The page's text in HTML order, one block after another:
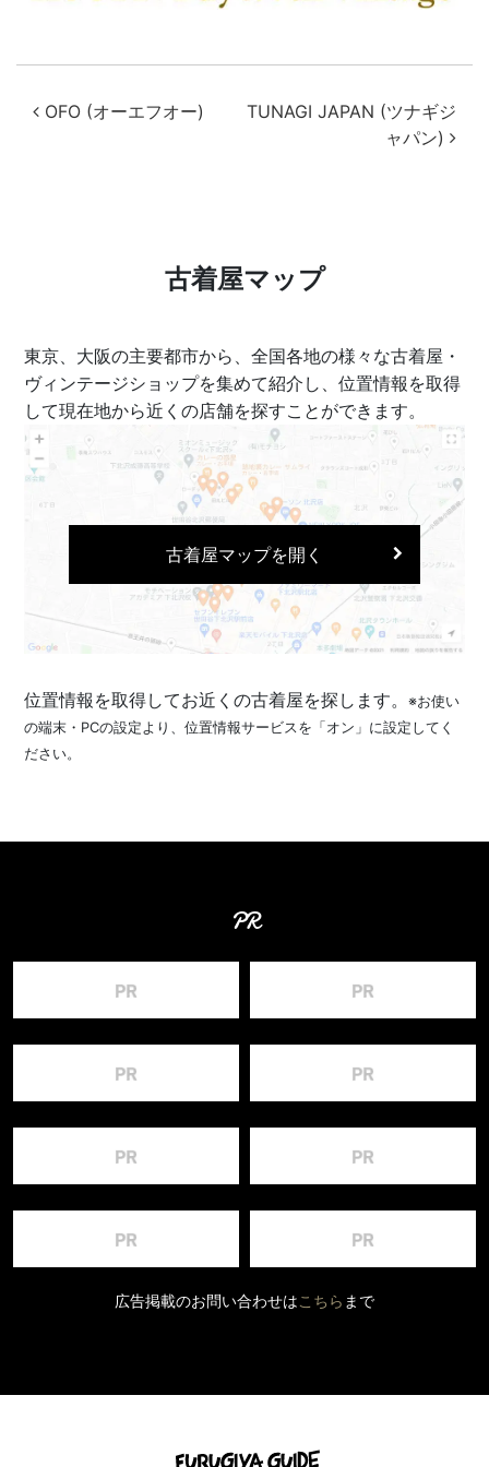
投稿ナビゲーション
OFO (オーエフオー)
TUNAGI JAPAN (ツナギジ
ャパン)
古着屋マップ
東京、大阪の主要都市から、全国各地の様々な古着屋・
ヴィンテージショップを集めて紹介し、位置情報を取得
して現在地から近くの店舗を探すことができます。
古着屋マップを開く
位置情報を取得してお近くの古着屋を探します。※お使い
の端末・PCの設定より、位置情報サービスを「オン」に設定してく
ださい。
PR
広告掲載のお問い合わせはこちら まで